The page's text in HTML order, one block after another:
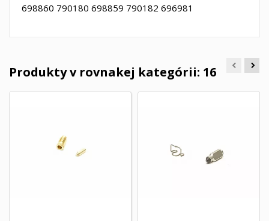
698860 790180 698859 790182 696981
Produkty v rovnakej kategórii: 16